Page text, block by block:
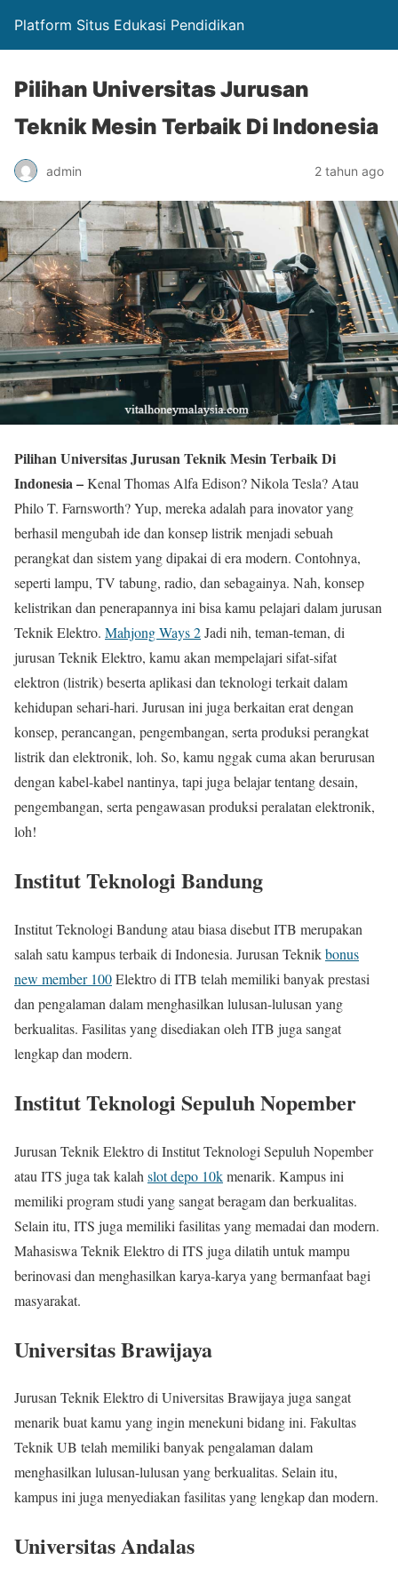
Platform Situs Edukasi Pendidikan
Pilihan Universitas Jurusan
Teknik Mesin Terbaik Di Indonesia
admin 2 tahun ago
Pilihan Universitas Jurusan Teknik Mesin Terbaik Di
Indonesia –Kenal Thomas Alfa Edison? Nikola Tesla? Atau
Philo T. Farnsworth? Yup, mereka adalah para inovator yang
berhasil mengubah ide dan konsep listrik menjadi sebuah
perangkat dan sistem yang dipakai di era modern. Contohnya,
seperti lampu, TV tabung, radio, dan sebagainya. Nah, konsep
kelistrikan dan penerapannya ini bisa kamu pelajari dalam jurusan
Teknik Elektro. Mahjong Ways 2Jadi nih, teman-teman, di
jurusan Teknik Elektro, kamu akan mempelajari sifat-sifat
elektron (listrik) beserta aplikasi dan teknologi terkait dalam
kehidupan sehari-hari. Jurusan ini juga berkaitan erat dengan
konsep, perancangan, pengembangan, serta produksi perangkat
listrik dan elektronik, loh. So, kamu nggak cuma akan berurusan
dengan kabel-kabel nantinya, tapi juga belajar tentang desain,
pengembangan, serta pengawasan produksi peralatan elektronik,
loh!
Institut Teknologi Bandung
Institut Teknologi Bandung atau biasa disebut ITB merupakan
salah satu kampus terbaik di Indonesia. Jurusan Teknikbonus
new member 100Elektro di ITB telah memiliki banyak prestasi
dan pengalaman dalam menghasilkan lulusan-lulusan yang
berkualitas. Fasilitas yang disediakan oleh ITB juga sangat
lengkap dan modern.
Institut Teknologi Sepuluh Nopember
Jurusan Teknik Elektro di Institut Teknologi Sepuluh Nopember
atau ITS juga tak kalah slot depo 10kmenarik. Kampus ini
memiliki program studi yang sangat beragam dan berkualitas.
Selain itu, ITS juga memiliki fasilitas yang memadai dan modern.
Mahasiswa Teknik Elektro di ITS juga dilatih untuk mampu
berinovasi dan menghasilkan karya-karya yang bermanfaat bagi
masyarakat.
Universitas Brawijaya
Jurusan Teknik Elektro di Universitas Brawijaya juga sangat
menarik buat kamu yang ingin menekuni bidang ini. Fakultas
Teknik UB telah memiliki banyak pengalaman dalam
menghasilkan lulusan-lulusan yang berkualitas. Selain itu,
kampus ini juga menyediakan fasilitas yang lengkap dan modern.
Universitas Andalas